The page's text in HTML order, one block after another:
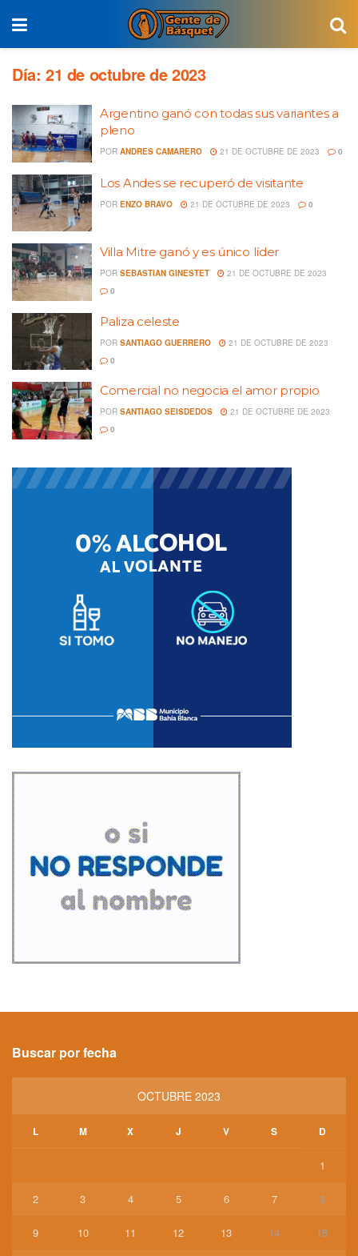
Día: 21 de octubre de 2023
Argentino ganó con todas sus variantes a
pleno
POR ANDRES CAMARERO 21 DE OCTUBRE DE 2023 0
Los Andes se recuperó de visitante
POR ENZO BRAVO 21 DE OCTUBRE DE 2023 0
Villa Mitre ganó y es único líder
POR SEBASTIAN GINESTET
21 DE OCTUBRE DE 2023
0
Paliza celeste
POR SANTIAGO GUERRERO
21 DE OCTUBRE DE 2023
0
Comercial no negocia el amor propio
POR SANTIAGO SEISDEDOS
21 DE OCTUBRE DE 2023
0
Buscar por fecha
OCTUBRE 2023
L M X J V S D
1
2 3 4 5 6 7 8
9 10 11 12 13 14 15